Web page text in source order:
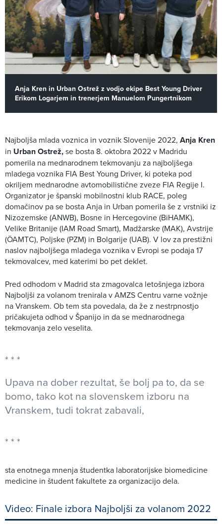
Anja Kren in Urban Ostrež z vodjo ekipe Best Young Driver
Erikom Logarjem in trenerjem Manuelom Pungertnikom
Najboljša mlada voznica in voznik Slovenije 2022, Anja Kren
in Urban Ostrež,se bosta 8. oktobra 2022 v Madridu
pomerila na mednarodnem tekmovanju za najboljšega
mladega voznika FIA Best Young Driver, ki poteka pod
okriljem mednarodne avtomobilistične zveze FIA Regije I.
Organizator je španski mobilnostni klub RACE, poleg
domačinov pa se bosta Anja in Urban pomerila še z vrstniki iz
Nizozemske (ANWB), Bosne in Hercegovine (BiHAMK),
Velike Britanije (IAM Road Smart), Madžarske (MAK), Avstrije
(ÖAMTC), Poljske (PZM) in Bolgarije (UAB). V lov za prestižni
naslov najboljšega mladega voznika v Evropi se podaja 17
tekmovalcev, med katerimi bo pet deklet.
Pred odhodom v Madrid sta zmagovalca letošnjega izbora
Najboljši za volanom trenirala v AMZS Centru varne vožnje
na Vranskem. Ob tem sta povedala, da že z nestrpnostjo
pričakujeta odhod v Španijo in da se mednarodnega
tekmovanja zelo veselita.
Upava na dober rezultat, še bolj pa to, da se
bomo, tako kot na slovenskem izboru na
Vranskem, tudi tokrat zabavali,
sta enotnega mnenja študentka laboratorijske biomedicine
medicine in študent fakultete za organizacijo dela.
Video: Finale izbora Najboljši za volanom 2022